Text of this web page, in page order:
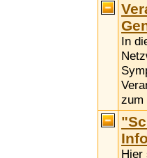
In
zum
Hier